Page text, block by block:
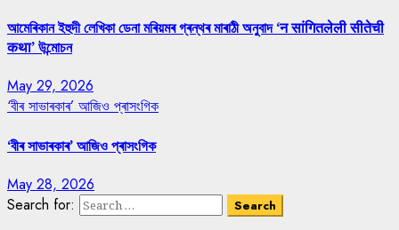
আমেৰিকান ইহুদী লেখিকা ডেনা মৰিয়মৰ গ্ৰন্থৰ মাৰাঠী অনুবাদ ‘न सांगितलेली सीतेची
कथा’ উন্মোচন
May 29, 2026
‘বীৰ সাভাৰকাৰ’ আজিও প্ৰাসংগিক
‘বীৰ সাভাৰকাৰ’ আজিও প্ৰাসংগিক
May 28, 2026
Search for: